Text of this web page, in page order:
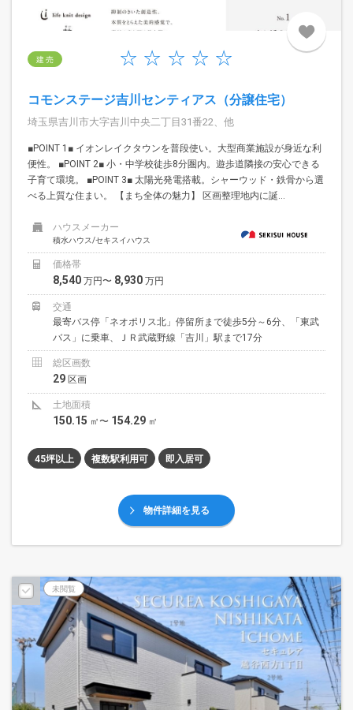
建 売
コモンステージ吉川センティアス（分譲住宅）
埼玉県吉川市大字吉川中央二丁目31番22、他
■POINT 1■ イオンレイクタウンを普段使い。大型商業施設が身近な利
便性。 ■POINT 2■ 小・中学校徒歩8分圏内。遊歩道隣接の安心できる
子育て環境。 ■POINT 3■ 太陽光発電搭載。シャーウッド・鉄骨から選
べる上質な住まい。 【まち全体の魅力】 区画整理地内に誕...
ハウスメーカー
積水ハウス/セキスイハウス
価格帯
8,540 万円〜 8,930 万円
交通
最寄バス停「ネオポリス北」停留所まで徒歩5分～6分、「東武
バス」に乗車、ＪＲ武蔵野線「吉川」駅まで17分
総区画数
29 区画
土地面積
150.15 ㎡〜 154.29 ㎡
45坪以上 複数駅利用可 即入居可
物件詳細を見る
未閲覧